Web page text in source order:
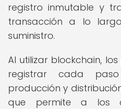
registro inmutable y
transacción a lo
suministro.
Al utilizar blockchain,
registrar cada
producción y
que permite a los